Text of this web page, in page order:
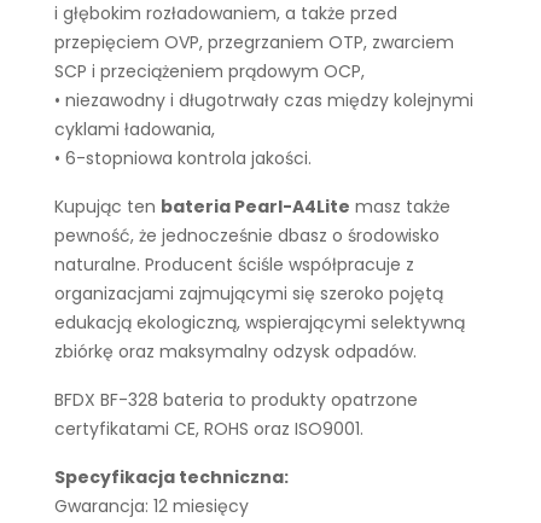
i głębokim rozładowaniem, a także przed
przepięciem OVP, przegrzaniem OTP, zwarciem
SCP i przeciążeniem prądowym OCP,
• niezawodny i długotrwały czas między kolejnymi
cyklami ładowania,
• 6-stopniowa kontrola jakości.
Kupując ten bateria Pearl-A4Lite masz także
pewność, że jednocześnie dbasz o środowisko
naturalne. Producent ściśle współpracuje z
organizacjami zajmującymi się szeroko pojętą
edukacją ekologiczną, wspierającymi selektywną
zbiórkę oraz maksymalny odzysk odpadów.
BFDX BF-328 bateria to produkty opatrzone
certyfikatami CE, ROHS oraz ISO9001.
Specyfikacja techniczna:
Gwarancja: 12 miesięcy